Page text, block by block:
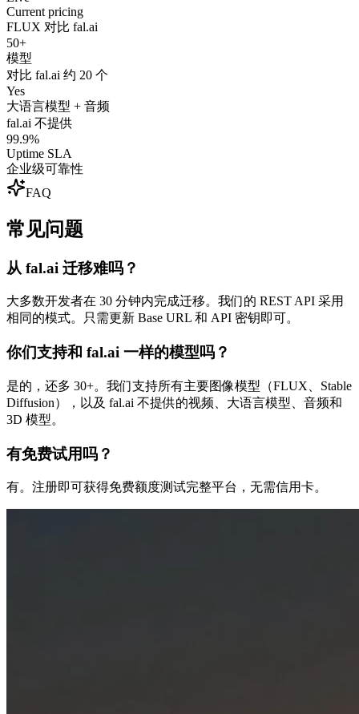
Current pricing
FLUX 对比 fal.ai
50+
模型
对比 fal.ai 约 20 个
Yes
大语言模型 + 音频
fal.ai 不提供
99.9%
Uptime SLA
企业级可靠性
FAQ
常见问题
从 fal.ai 迁移难吗？
大多数开发者在 30 分钟内完成迁移。我们的 REST API 采用
相同的模式。只需更新 Base URL 和 API 密钥即可。
你们支持和 fal.ai 一样的模型吗？
是的，还多 30+。我们支持所有主要图像模型（FLUX、Stable
Diffusion），以及 fal.ai 不提供的视频、大语言模型、音频和
3D 模型。
有免费试用吗？
有。注册即可获得免费额度测试完整平台，无需信用卡。